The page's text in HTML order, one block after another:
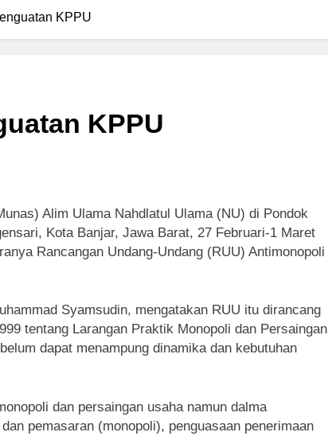
KPPU
KPPU
Alim Ulama Nahdlatul Ulama (NU) di Pondok
Kota Banjar, Jawa Barat, 27 Februari-1 Maret
Rancangan Undang-Undang (RUU) Antimonopoli
Syamsudin, mengatakan RUU itu dirancang
tentang Larangan Praktik Monopoli dan Persaingan
dapat menampung dinamika dan kebutuhan
dan persaingan usaha namun dalma
pemasaran (monopoli), penguasaan penerimaan